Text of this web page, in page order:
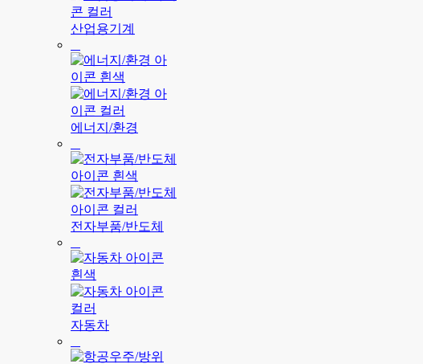
산업용기계
에너지/환경
전자부품/반도체
자동차